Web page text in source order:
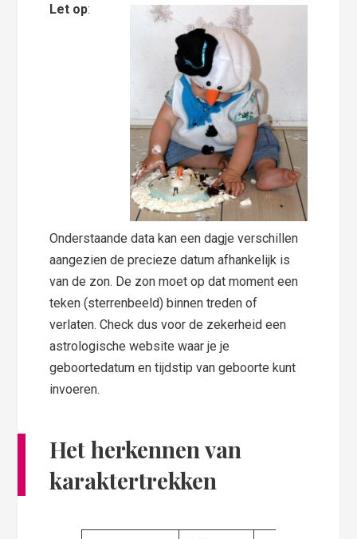
Let op:
Onderstaande data kan een dagje verschillen
aangezien de precieze datum afhankelijk is
van de zon. De zon moet op dat moment een
teken (sterrenbeeld) binnen treden of
verlaten. Check dus voor de zekerheid een
astrologische website waar je je
geboortedatum en tijdstip van geboorte kunt
invoeren.
Het herkennen van
karaktertrekken